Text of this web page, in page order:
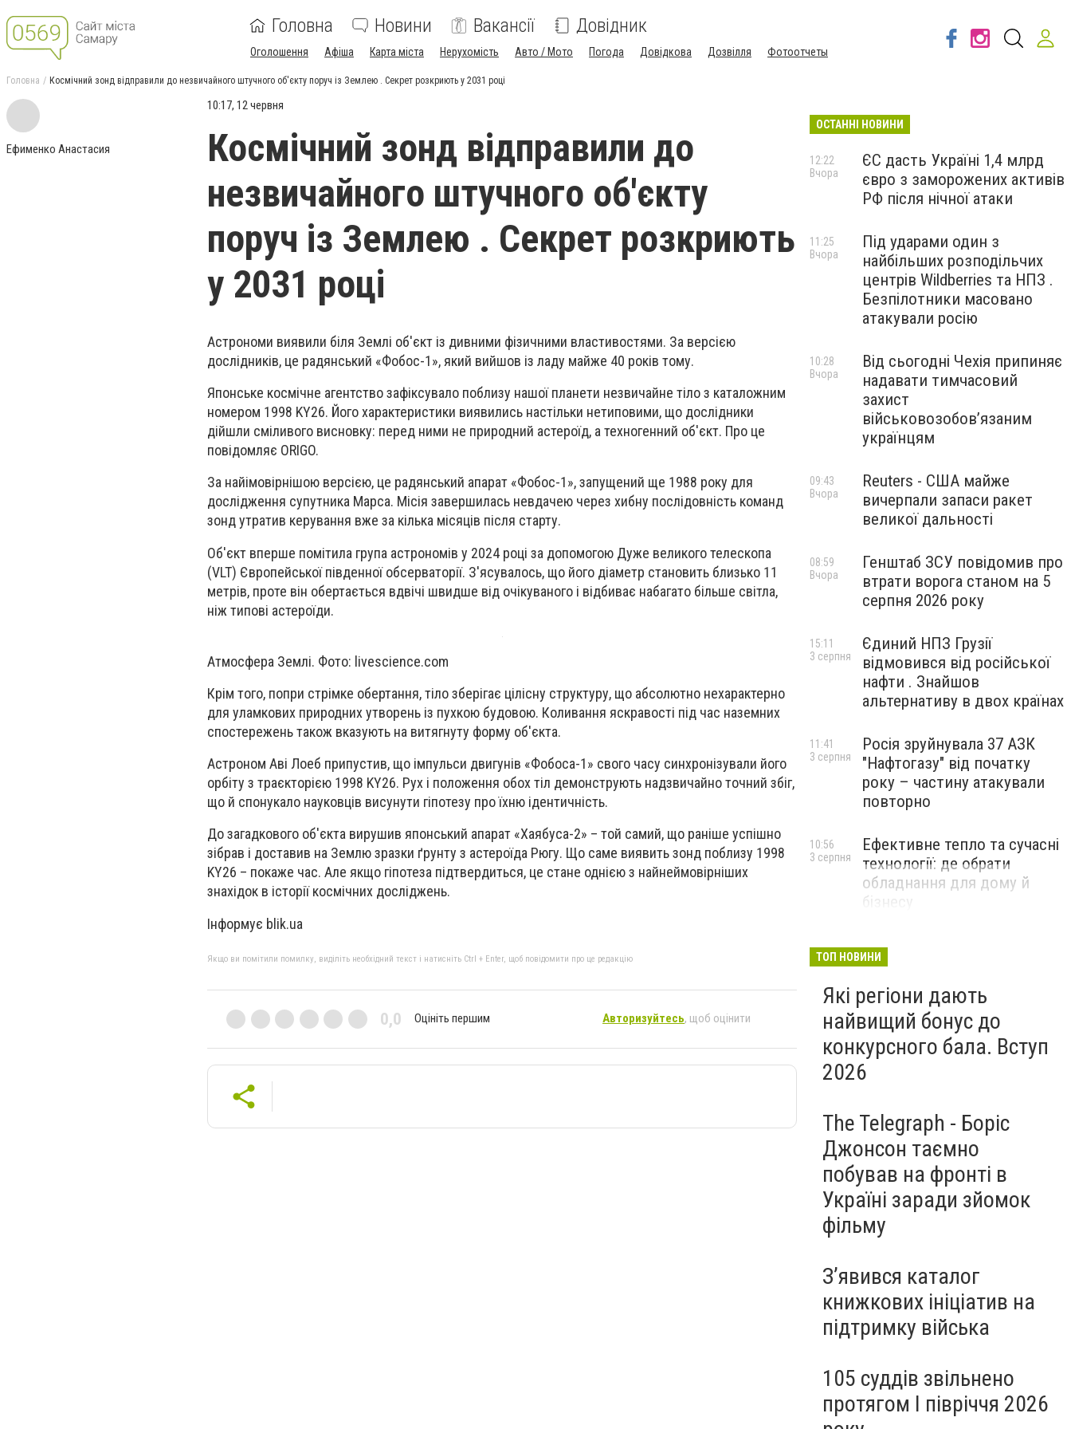
Головна Новини Вакансії Довідник
Оголошення Афіша Карта міста Нерухомість Авто / Мото Погода Довідкова Дозвілля Фотоотчеты
Головна Космічний зонд відправили до незвичайного штучного об'єкту поруч із Землею . Секрет розкриють у 2031 році
Ефименко Анастасия
10:17, 12 червня
Космічний зонд відправили до
незвичайного штучного об'єкту
поруч із Землею . Секрет розкриють
у 2031 році
Астрономи виявили біля Землі об'єкт із дивними фізичними властивостями. За версією
дослідників, це радянський «Фобос-1», який вийшов із ладу майже 40 років тому.
Японське космічне агентство зафіксувало поблизу нашої планети незвичайне тіло з каталожним
номером 1998 KY26. Його характеристики виявились настільки нетиповими, що дослідники
дійшли сміливого висновку: перед ними не природний астероїд, а техногенний об'єкт. Про це
повідомляє ORIGO.
За найімовірнішою версією, це радянський апарат «Фобос-1», запущений ще 1988 року для
дослідження супутника Марса. Місія завершилась невдачею через хибну послідовність команд
зонд утратив керування вже за кілька місяців після старту.
Об'єкт вперше помітила група астрономів у 2024 році за допомогою Дуже великого телескопа
(VLT) Європейської південної обсерваторії. З'ясувалось, що його діаметр становить близько 11
метрів, проте він обертається вдвічі швидше від очікуваного і відбиває набагато більше світла,
ніж типові астероїди.
Атмосфера Землі. Фото: livescience.com
Крім того, попри стрімке обертання, тіло зберігає цілісну структуру, що абсолютно нехарактерно
для уламкових природних утворень із пухкою будовою. Коливання яскравості під час наземних
спостережень також вказують на витягнуту форму об'єкта.
Астроном Аві Лоеб припустив, що імпульси двигунів «Фобоса-1» свого часу синхронізували його
орбіту з траєкторією 1998 KY26. Рух і положення обох тіл демонструють надзвичайно точний збіг,
що й спонукало науковців висунути гіпотезу про їхню ідентичність.
До загадкового об'єкта вирушив японський апарат «Хаябуса-2» – той самий, що раніше успішно
зібрав і доставив на Землю зразки ґрунту з астероїда Рюгу. Що саме виявить зонд поблизу 1998
KY26 – покаже час. Але якщо гіпотеза підтвердиться, це стане однією з найнеймовірніших
знахідок в історії космічних досліджень.
Інформує blik.ua
Якщо ви помітили помилку, виділіть необхідний текст і натисніть Ctrl + Enter, щоб повідомити про це редакцію
0,0 Оцініть першим Авторизуйтесь, щоб оцінити
ОСТАННІ НОВИНИ
ЄС дасть Україні 1,4 млрд
євро з заморожених активів
РФ після нічної атаки
12:22
Вчора
Під ударами один з
найбільших розподільчих
центрів Wildberries та НПЗ .
Безпілотники масовано
атакували росію
11:25
Вчора
Від сьогодні Чехія припиняє
надавати тимчасовий
захист
військовозобов’язаним
українцям
10:28
Вчора
Reuters - США майже
вичерпали запаси ракет
великої дальності
09:43
Вчора
Генштаб ЗСУ повідомив про
втрати ворога станом на 5
серпня 2026 року
08:59
Вчора
Єдиний НПЗ Грузії
відмовився від російської
нафти . Знайшов
альтернативу в двох країнах
15:11
3 серпня
Росія зруйнувала 37 АЗК
"Нафтогазу" від початку
року – частину атакували
повторно
11:41
3 серпня
Ефективне тепло та сучасні
технології: де обрати
обладнання для дому й
бізнесу
10:56
3 серпня
ТОП НОВИНИ
Які регіони дають
найвищий бонус до
конкурсного бала. Вступ
2026
The Telegraph - Боріс
Джонсон таємно
побував на фронті в
Україні заради зйомок
фільму
З’явився каталог
книжкових ініціатив на
підтримку війська
105 суддів звільнено
протягом I півріччя 2026